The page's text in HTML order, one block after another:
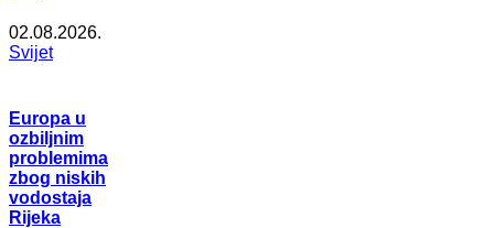
02.08.2026.
Svijet
Europa u
ozbiljnim
problemima
zbog niskih
vodostaja
Rijeka